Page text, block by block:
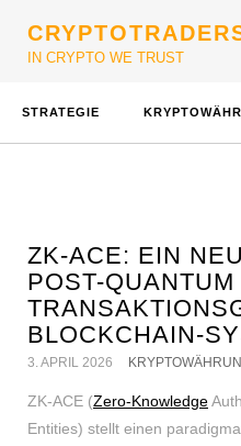
IN CRYPTO WE TRUST
STRATEGIE
ZK-ACE: EIN
POST-QUANTUM
BLOCKCHAIN-
3. APRIL 2026
ZK-ACE (Zero-Knowledge
Entities) stellt einen